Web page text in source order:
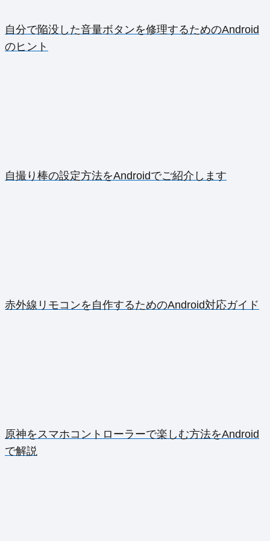
自分で陥没した音量ボタンを修理するためのAndroid
のヒント
自撮り棒の設定方法をAndroidでご紹介します
赤外線リモコンを自作するためのAndroid対応ガイド
原神をスマホコントローラーで楽しむ方法をAndroid
で解説